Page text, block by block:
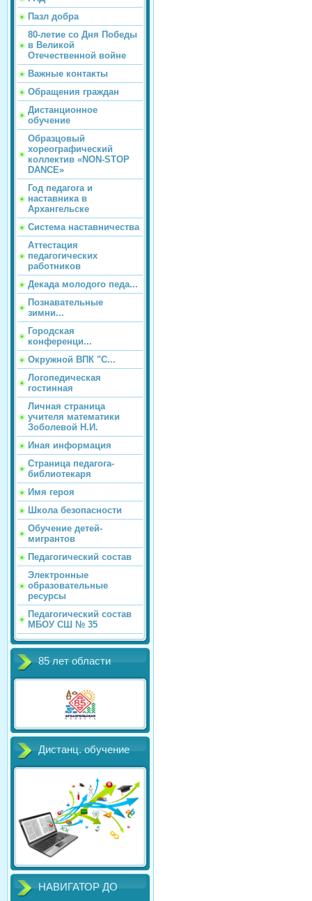
Пазл добра
80-летие со Дня Победы
в Великой
Отечественной войне
Важные контакты
Обращения граждан
Дистанционное
обучение
Образцовый
хореографический
коллектив «NON-STOP
DANCE»
Год педагога и
наставника в
Архангельске
Система наставничества
Аттестация
педагогических
работников
Декада молодого педа...
Познавательные
зимни...
Городская
конференци...
Окружной ВПК "С...
Логопедическая
гостинная
Личная страница
учителя математики
Зоболевой Н.И.
Иная информация
Страница педагога-
библиотекаря
Имя героя
Школа безопасности
Обучение детей-
мигрантов
Педагогический состав
Электронные
образовательные
ресурсы
Педагогический состав
МБОУ СШ № 35
85 лет области
Дистанц. обучение
НАВИГАТОР ДО